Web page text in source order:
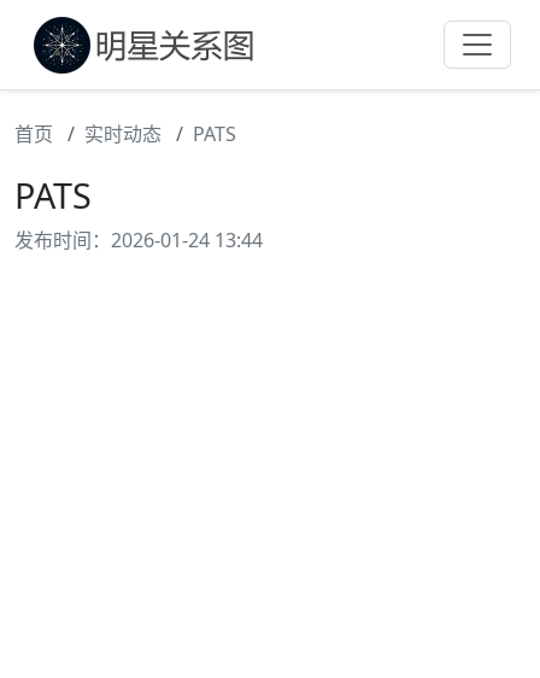
首页 实时动态 PATS
PATS
发布时间：2026-01-24 13:44